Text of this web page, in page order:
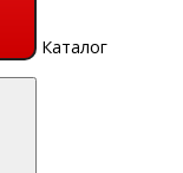
Каталог